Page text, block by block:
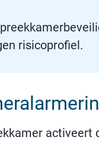
risicoprofiel.